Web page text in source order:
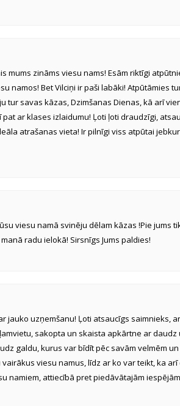
mums zināms viesu nams! Esām riktīgi
namos! Bet Vilciņi ir paši labāki! Atpūtāmies
tur savas kāzas, Dzimšanas Dienas, kā arī
pat ar klases izlaidumu! Ļoti ļoti draudzīgi,
atrašanas vieta! Ir pilnīgi viss atpūtai
viesu namā svinēju dēlam kāzas !Pie jums
radu ielokā! Sirsnīgs Jums paldies!
jauko uzņemšanu! Ļoti atsaucīgs saimnieks,
sakopta un skaista apkārtne ar
galdu, kurus var bīdīt pēc savām velmēm
viesu namus, līdz ar ko var teikt, ka
namiem, attiecībā pret piedāvātajām